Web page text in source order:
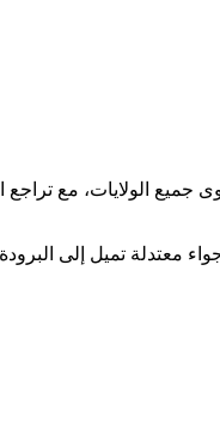
الولايات، مع تراجع
معتدلة تميل إلى